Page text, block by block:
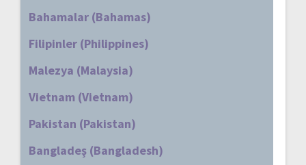
Bahamalar (Bahamas)
Filipinler (Philippines)
Malezya (Malaysia)
Vietnam (Vietnam)
Pakistan (Pakistan)
Bangladeş (Bangladesh)